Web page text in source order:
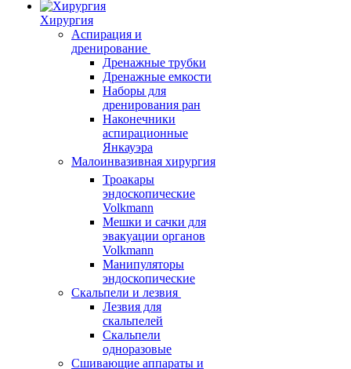
Хирургия
Аспирация и
дренирование
Дренажные трубки
Дренажные емкости
Наборы для
дренирования ран
Наконечники
аспирационные
Янкауэра
Малоинвазивная хирургия
Троакары
эндоскопические
Volkmann
Мешки и сачки для
эвакуации органов
Volkmann
Манипуляторы
эндоскопические
Скальпели и лезвия
Лезвия для
скальпелей
Скальпели
одноразовые
Сшивающие аппараты и